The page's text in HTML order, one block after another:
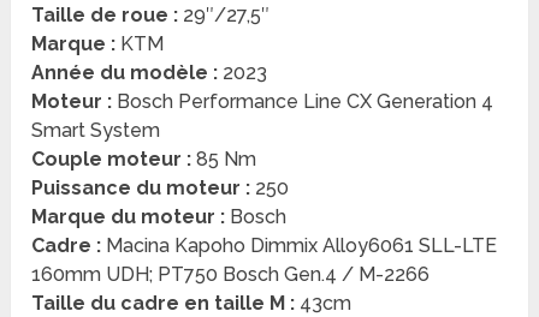
Taille de roue : 29″/27,5″
Marque : KTM
Année du modèle : 2023
Moteur : Bosch Performance Line CX Generation 4
Smart System
Couple moteur : 85 Nm
Puissance du moteur : 250
Marque du moteur : Bosch
Cadre : Macina Kapoho Dimmix Alloy6061 SLL-LTE
160mm UDH; PT750 Bosch Gen.4 / M-2266
Taille du cadre en taille M : 43cm